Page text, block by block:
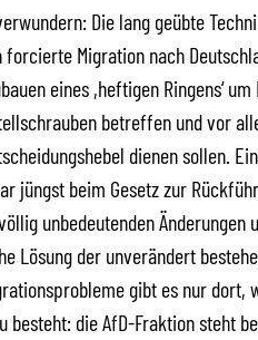
Die lang geübte
forcierte Migration nach
eines ,heftigen Ringens‘
betreffen und vor
dienen sollen.
jüngst beim Gesetz zur
unbedeutenden Änderungen
Lösung der unverändert
gibt es nur dort,
besteht: die AfD-Fraktion steht